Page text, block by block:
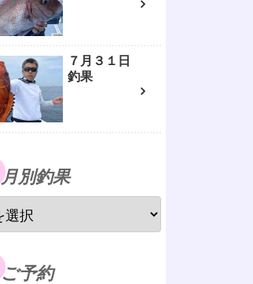
７月３１日
釣果
月別釣果
ご予約